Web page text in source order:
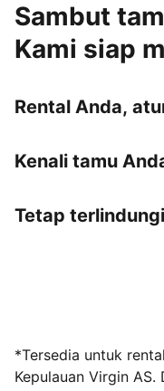
Sambut
Kami siap
Rental Anda,
Kenali tamu
Tetap terlindungi
Jadi tuan rumah
*Tersedia untuk
Kepulauan Virgin AS.